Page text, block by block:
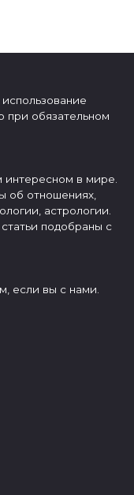
при обязательном
в мире.
об отношениях,
астрологии.
подобраны с
если вы с нами.